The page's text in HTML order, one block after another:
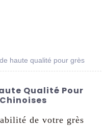
haute qualité pour grès
Qualité Pour
de votre grès